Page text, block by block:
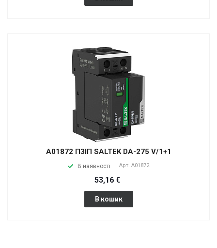
A01872 ПЗІП SALTEK DA-275 V/1+1
В наявності Арт. A01872
53,16 €
В кошик